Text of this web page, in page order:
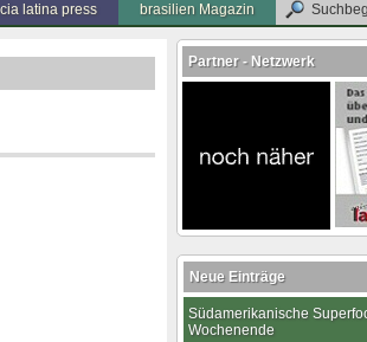
brasilien Magazin
latina press
Partner - Netzwerk
Neue Einträge
Südamerikanische
Wochenende